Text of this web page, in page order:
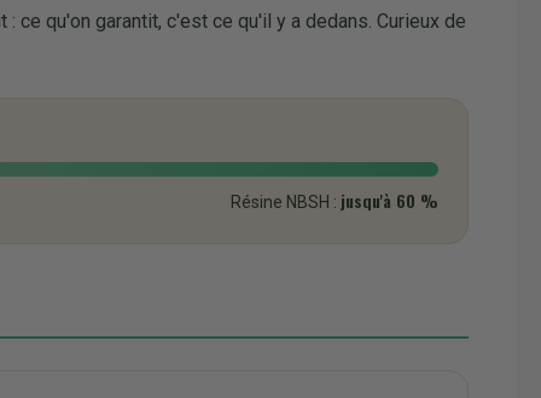
ce qu'on garantit, c'est ce qu'il y a dedans. Curieux de
Résine NBSH : jusqu'à 60 %